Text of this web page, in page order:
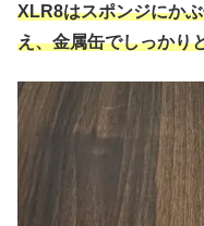
XLR8はスポンジにか
え、金属缶でしっかり